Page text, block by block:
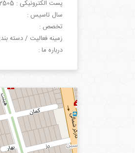
پست الکترونیکی : gmail.com@aria92505
سال تاسیس :
تخصص :
زمینه فعالیت / دسته
درباره ما :